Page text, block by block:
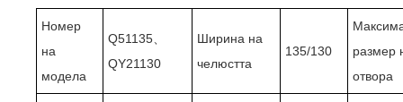
Номер
на
модела
Q51135、
QY21130
Ширина на
челюстта
135/130
размер
отвора